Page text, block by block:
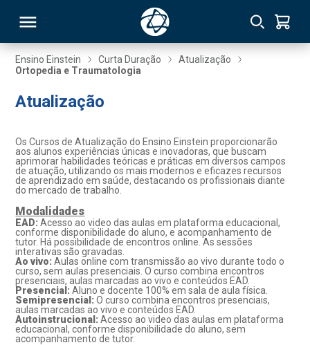
Ensino Einstein Curta Duração
Atualização
Ortopedia e Traumatologia
Atualização
Os Cursos de Atualização do Ensino Einstein proporcionarão
aos alunos experiências únicas e inovadoras, que buscam
aprimorar habilidades teóricas e práticas em diversos campos
de atuação, utilizando os mais modernos e eficazes recursos
de aprendizado em saúde, destacando os profissionais diante
do mercado de trabalho.
Modalidades
EAD:Acesso ao video das aulas em plataforma educacional,
conforme disponibilidade do aluno, e acompanhamento de
tutor. Há possibilidade de encontros online. As sessões
interativas são gravadas.
Ao vivo: Aulas online com transmissão ao vivo durante todo o
curso, sem aulas presenciais. O curso combina encontros
presenciais, aulas marcadas ao vivo e conteúdos EAD.
Presencial:Aluno e docente 100% em sala de aula física.
Semipresencial:O curso combina encontros presenciais,
aulas marcadas ao vivo e conteúdos EAD.
Autoinstrucional:Acesso ao video das aulas em plataforma
educacional, conforme disponibilidade do aluno, sem
acompanhamento de tutor.